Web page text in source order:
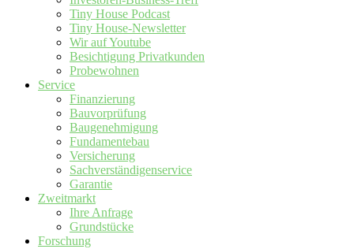
Tiny House Podcast
Tiny House-Newsletter
Wir auf Youtube
Besichtigung Privatkunden
Probewohnen
Service
Finanzierung
Bauvorprüfung
Baugenehmigung
Fundamentebau
Versicherung
Sachverständigenservice
Garantie
Zweitmarkt
Ihre Anfrage
Grundstücke
Forschung